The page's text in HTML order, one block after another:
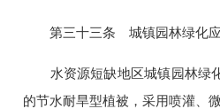
第三十三条 城镇园林绿化应
水资源短缺地区城镇园林绿
的节水耐旱型植被，采用喷灌、